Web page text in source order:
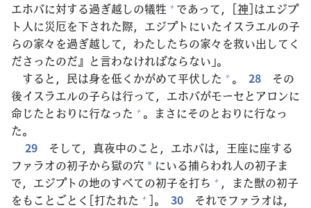
エホバに対する過ぎ越しの犠牲 + であって，[神]はエジプ
ト 人に災厄を下された際，エジプトにいたイスラエルの子
らの家々 を過ぎ越して，わたしたちの家々 を救い出してく
ださったのだ』と言わなければならない」。
すると， 民は身を低くかがめて平伏した + 。 28
その
後イスラエルの子らは行って，エホバがモーセとアロンに
命じたとおりに行なった + 。まさにそのとおりに行なっ
た。
29
そして， 真夜中のこと，エホバは， 王座に座する
ファラオの初子から獄の穴 * にいる捕らわれ人の初子ま
で，エジプトの地のすべての初子を打ち + ，また獣の初子
をもことごとく[打たれた + ]。 30 それでファラオは，